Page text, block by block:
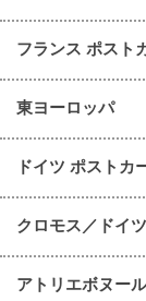
フランス ポスト
東ヨーロッパ
ドイツ ポストカ
クロモス／ドイ
アトリエボヌー